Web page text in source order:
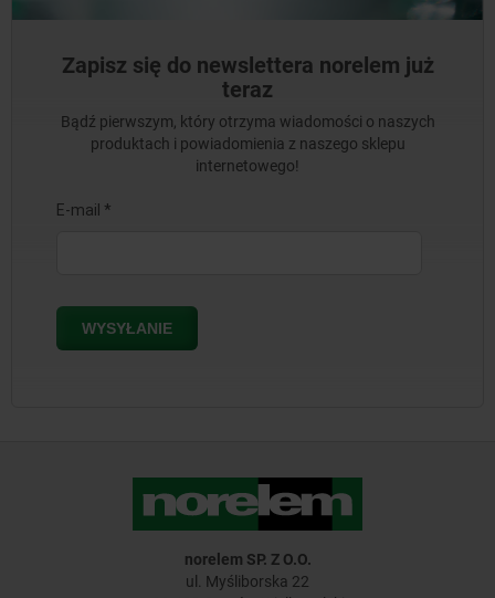
Zapisz się do newslettera norelem już
teraz
Bądź pierwszym, który otrzyma wiadomości o naszych
produktach i powiadomienia z naszego sklepu
internetowego!
norelem SP. Z O.O.
ul. Myśliborska 22